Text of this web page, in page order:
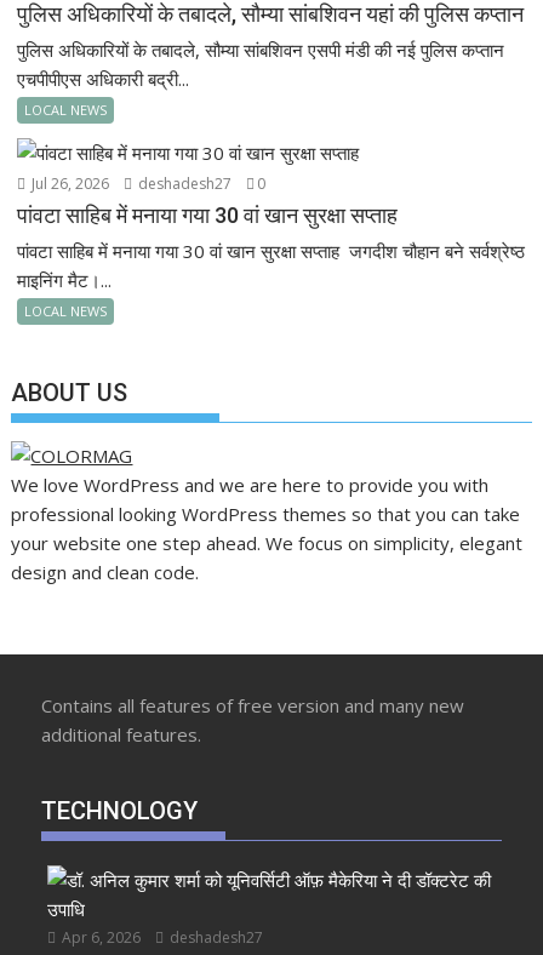
पुलिस अधिकारियों के तबादले, सौम्या सांबशिवन यहां की पुलिस कप्तान
पुलिस अधिकारियों के तबादले, सौम्या सांबशिवन एसपी मंडी की नई पुलिस कप्तान
एचपीपीएस अधिकारी बद्री...
LOCAL NEWS
Jul 26, 2026 deshadesh27 0
पांवटा साहिब में मनाया गया 30 वां खान सुरक्षा सप्ताह
पांवटा साहिब में मनाया गया 30 वां खान सुरक्षा सप्ताह जगदीश चौहान बने सर्वश्रेष्ठ
माइनिंग मैट।...
LOCAL NEWS
ABOUT US
We love WordPress and we are here to provide you with
professional looking WordPress themes so that you can take
your website one step ahead. We focus on simplicity, elegant
design and clean code.
Contains all features of free version and many new
additional features.
TECHNOLOGY
Apr 6, 2026 deshadesh27